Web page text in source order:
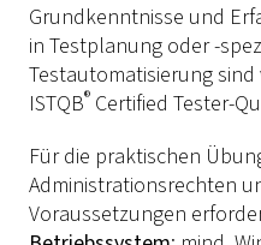
Grundkenntnisse und
in Testplanung oder -
Testautomatisierung
ISTQB® Certified Tester-
Für die praktischen
Administrationsrechten
Voraussetzungen